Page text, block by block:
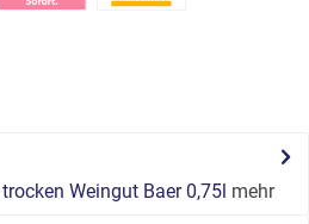
Weingut Baer 0,75l mehr